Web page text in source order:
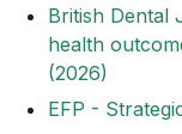
British Dental
health
(2026)
EFP -